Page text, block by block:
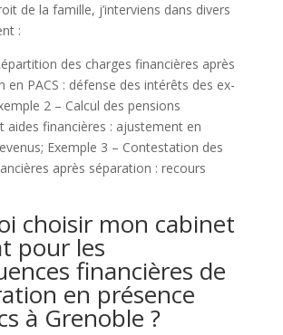
de la famille, j’interviens dans divers
:
des charges financières après
en PACS : défense des intérêts des ex-
2 – Calcul des pensions
aides financières : ajustement en
Exemple 3 – Contestation des
après séparation : recours
choisir mon cabinet
pour les
financières de
en présence
à Grenoble ?